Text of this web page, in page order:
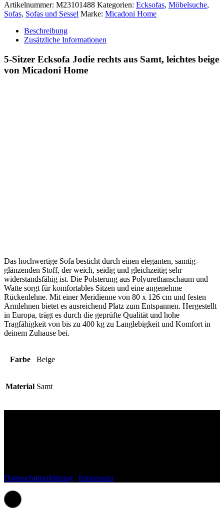
Artikelnummer: M23101488 Kategorien: Ecksofas, Möbelsuche,
Sofas, Sofas und Sessel Marke: Micadoni Home
Beschreibung
Zusätzliche Informationen
5-Sitzer Ecksofa Jodie rechts aus Samt, leichtes beige
von Micadoni Home
Das hochwertige Sofa besticht durch einen eleganten, samtig-
glänzenden Stoff, der weich, seidig und gleichzeitig sehr
widerstandsfähig ist. Die Polsterung aus Polyurethanschaum und
Watte sorgt für komfortables Sitzen und eine angenehme
Rückenlehne. Mit einer Meridienne von 80 x 126 cm und festen
Armlehnen bietet es ausreichend Platz zum Entspannen. Hergestellt
in Europa, trägt es durch die geprüfte Qualität und hohe
Tragfähigkeit von bis zu 400 kg zu Langlebigkeit und Komfort in
deinem Zuhause bei.
Farbe Beige
Material Samt
Datenschutzerklärung
Impressum